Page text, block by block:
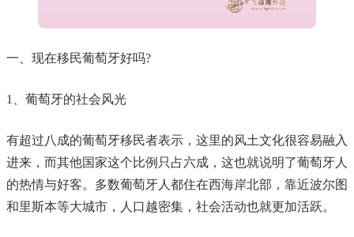
一、现在移民葡萄牙好吗?
1、葡萄牙的社会风光
有超过八成的葡萄牙移民者表示，这里的风土文化很容易融入
进来，而其他国家这个比例只占六成，这也就说明了葡萄牙人
的热情与好客。多数葡萄牙人都住在西海岸北部，靠近波尔图
和里斯本等大城市，人口越密集，社会活动也就更加活跃。